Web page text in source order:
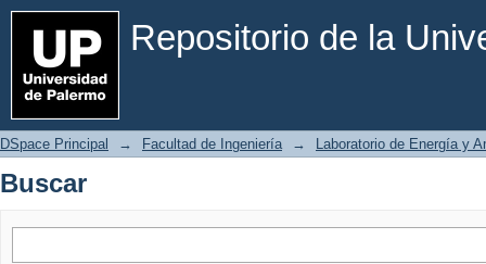
Repositorio de la
Buscar
DSpace Principal → Facultad de Ingeniería → Laboratorio de Energía y
Buscar